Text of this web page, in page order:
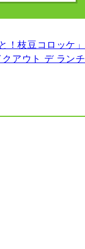
！枝豆コロッケ」
アウト デ ランチ